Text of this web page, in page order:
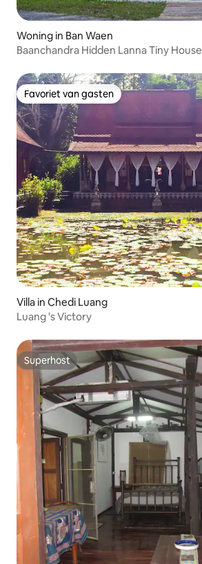
Woning in Ban Waen
Baanchandra Hidden Lanna Tiny House
Favoriet van gasten
Favoriet van gasten
Villa in Chedi Luang
Luang 's Victory
Superhost
Superhost